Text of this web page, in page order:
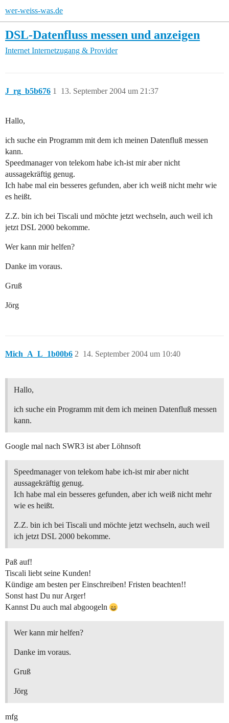
wer-weiss-was.de
DSL-Datenfluss messen und anzeigen
Internet Internetzugang & Provider
J_rg_b5b676 13. September 2004 um 21:37
1
Hallo,
ich suche ein Programm mit dem ich meinen Datenfluß messen
kann.
Speedmanager von telekom habe ich-ist mir aber nicht
aussagekräftig genug.
Ich habe mal ein besseres gefunden, aber ich weiß nicht mehr wie
es heißt.
Z.Z. bin ich bei Tiscali und möchte jetzt wechseln, auch weil ich
jetzt DSL 2000 bekomme.
Wer kann mir helfen?
Danke im voraus.
Gruß
Jörg
Mich_A_L_1b00b6 14. September 2004 um 10:40
2
Hallo,
ich suche ein Programm mit dem ich meinen Datenfluß messen
kann.
Google mal nach SWR3 ist aber Löhnsoft
Speedmanager von telekom habe ich-ist mir aber nicht
aussagekräftig genug.
Ich habe mal ein besseres gefunden, aber ich weiß nicht mehr
wie es heißt.
Z.Z. bin ich bei Tiscali und möchte jetzt wechseln, auch weil
ich jetzt DSL 2000 bekomme.
Paß auf!
Tiscali liebt seine Kunden!
Kündige am besten per Einschreiben! Fristen beachten!!
Sonst hast Du nur Arger!
Kannst Du auch mal abgoogeln
Wer kann mir helfen?
Danke im voraus.
Gruß
Jörg
mfg